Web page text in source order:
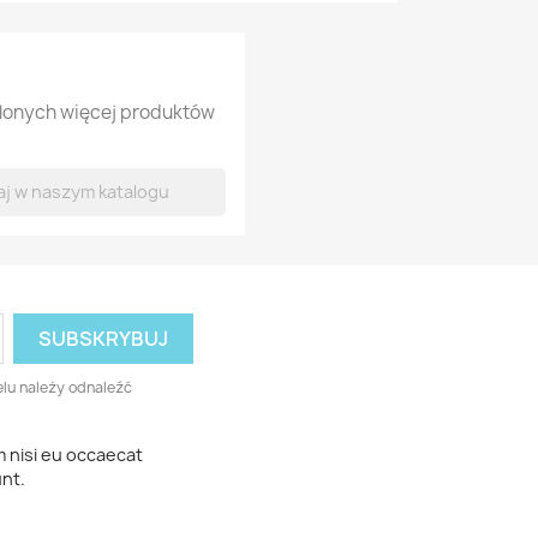
więcej produktów
należy odnaleźć
nisi eu occaecat